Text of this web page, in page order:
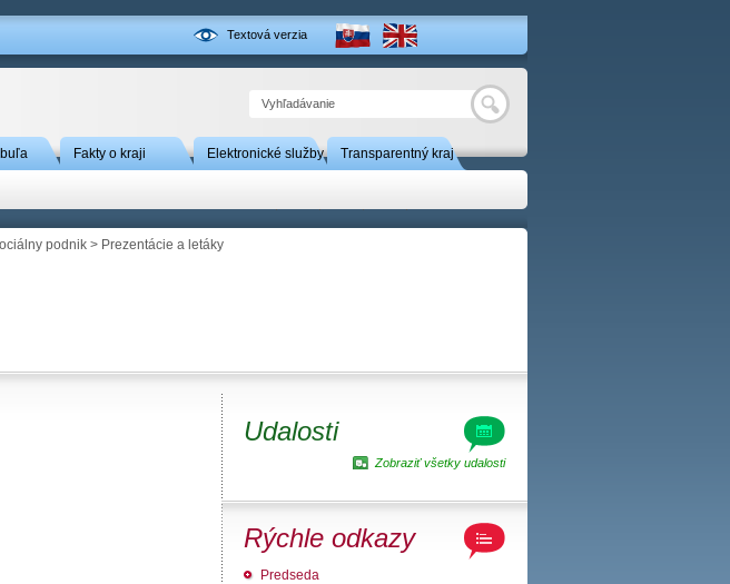
Textová verzia
Hľadať
Fakty o kraji Elektronické služby Transparentný kraj
podnik > Prezentácie a letáky
Udalosti
Zobraziť všetky udalosti
Rýchle odkazy
Predseda